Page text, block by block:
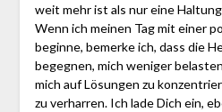
weit mehr ist als nur eine
Wenn ich meinen Tag mit einer
beginne, bemerke ich, dass die
begegnen, mich weniger
mich auf Lösungen zu
zu verharren. Ich lade Dich ein,